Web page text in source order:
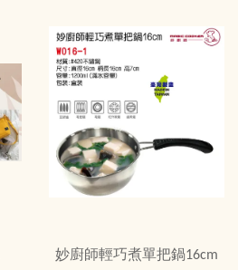
妙廚師輕巧煮單把鍋16cm